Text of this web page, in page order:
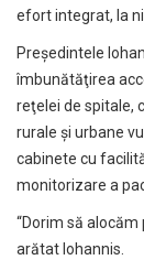
efort integrat, la
Preşedintele
îmbunătăţirea
reţelei de spitale,
rurale şi urbane
cabinete cu
monitorizare a
“Dorim să
arătat Iohannis.